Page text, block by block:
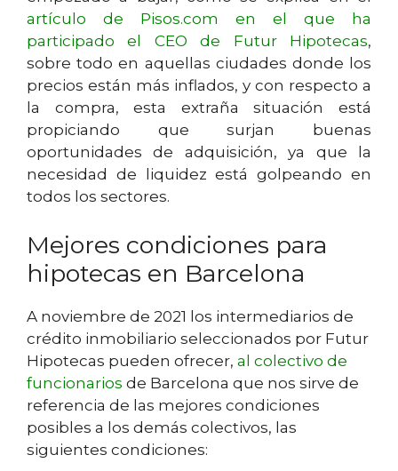
artículo de Pisos.com en el que ha
participado el CEO de Futur Hipotecas,
sobre todo en aquellas ciudades donde los
precios están más inflados, y con respecto a
la compra, esta extraña situación está
propiciando que surjan buenas
oportunidades de adquisición, ya que la
necesidad de liquidez está golpeando en
todos los sectores.
Mejores condiciones para
hipotecas en Barcelona
A noviembre de 2021 los intermediarios de
crédito inmobiliario seleccionados por Futur
Hipotecas pueden ofrecer, al colectivo de
funcionarios de Barcelona que nos sirve de
referencia de las mejores condiciones
posibles a los demás colectivos, las
siguientes condiciones: